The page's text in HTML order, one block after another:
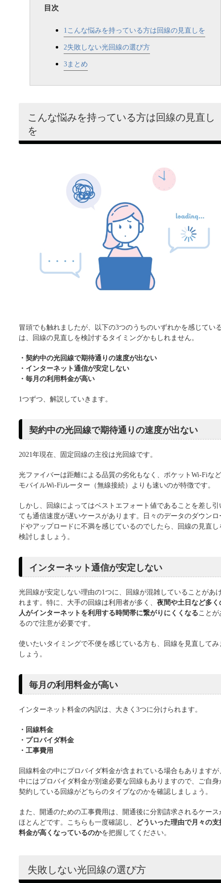
目次
1 こんな悩みを持っている方は回線の見直しを
2失敗しない光回線の選び方
3まとめ
こんな悩みを持っている方は回線の見直し
を
冒頭でも触れましたが、以下の3つのうちのいずれかを感じてい
は、回線の見直しを検討するタイミングかもしれません。
・契約中の光回線で期待通りの速度が出ない
・インターネット通信が安定しない
・毎月の利用料金が高い
1つずつ、解説していきます。
契約中の光回線で期待通りの速度が出ない
2021年現在、固定回線の主役は光回線です。
光ファイバーは距離による品質の劣化もなく、ポケットWi-Fiな
モバイルWi-Fiルーター（無線接続）よりも速いのが特徴です。
しかし、回線によってはベストエフォート値であることを差し引
ても通信速度が遅いケースがあります。日々のデータのダウンロ
ドやアップロードに不満を感じているのでしたら、回線の見直し
検討しましょう。
インターネット通信が安定しない
光回線が安定しない理由の1つに、回線が混雑していることがあ
れます。特に、大手の回線は利用者が多く、 夜間や土日など多く
人がインターネットを利用する時間帯に繋がりにくくなる ことが
るので注意が必要です。
使いたいタイミングで不便を感じている方も、回線を見直してみ
しょう。
毎月の利用料金が高い
インターネット料金の内訳は、大きく3つに分けられます。
・回線料金
・プロバイダ料金
・工事費用
回線料金の中にプロバイダ料金が含まれている場合もありますが
中にはプロバイダ料金が別途必要な回線もありますので、ご自身
契約している回線がどちらのタイプなのかを確認しましょう。
また、開通のための工事費用は、開通後に分割請求されるケース
ほとんどです。こちらも一度確認し、
どういった理由で月々の支
料金が高くなっているのかを把握してください。
失敗しない光回線の選び方